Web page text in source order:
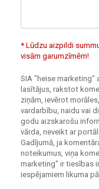
* Lūdzu aizpildi
visām garumzīmēm!
SIA "heise marketing"
lasītājus, rakstot
ziņām, ievērot
vardarbību, naidu vai
godu aizskarošu
vārda, neveikt ar
Gadījumā, ja
noteikumus, viņa
marketing" ir tiesības
iespējamiem likuma